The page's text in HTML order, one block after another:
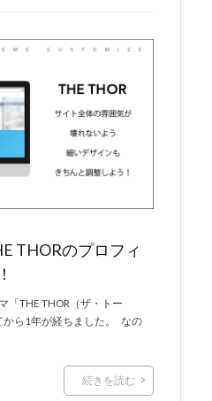
THORのプロフィ
「THE THOR（ザ・トー
から1年が経ちました。 なの
続きを読む